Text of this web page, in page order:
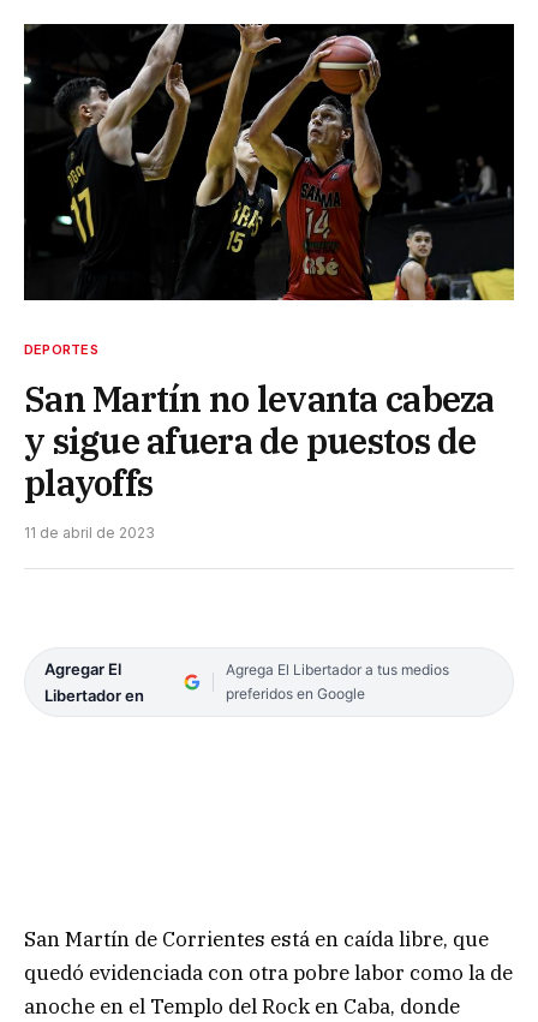
DEPORTES
San Martín no levanta cabeza
y sigue afuera de puestos de
playoffs
11 de abril de 2023
Agregar El
Libertador en
Agrega El Libertador a tus medios
preferidos en Google
San Martín de Corrientes está en caída libre, que
quedó evidenciada con otra pobre labor como la de
anoche en el Templo del Rock en Caba, donde